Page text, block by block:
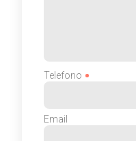
Telefono
Email